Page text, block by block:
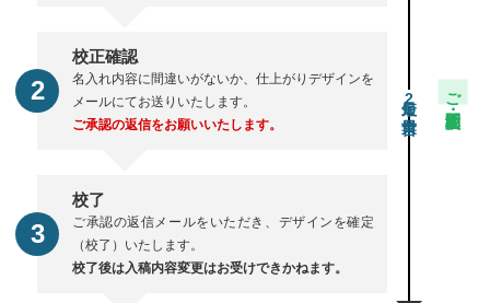
校正確認
名入れ内容に間違いがないか、仕上がりデザインを
メールにてお送りいたします。
ご承認の返信をお願いいたします。
校了
ご承認の返信メールをいただき、デザインを確定
（校了）いたします。
校了後は入稿内容変更はお受けできかねます。
2 ご注文・校正期間